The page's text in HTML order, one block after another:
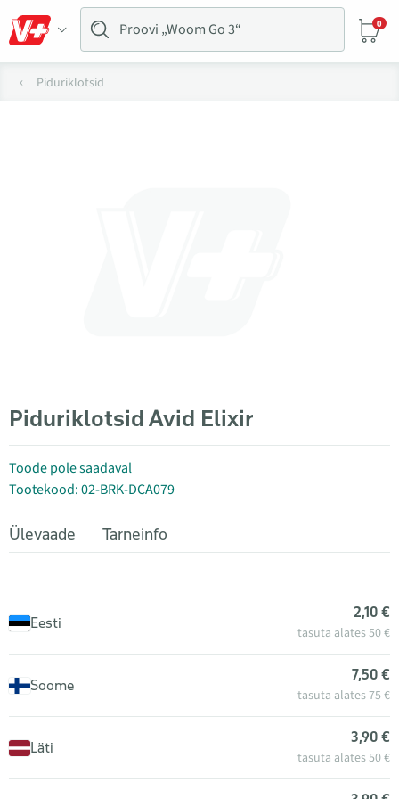
0
Piduriklotsid
Piduriklotsid Avid Elixir
Toode pole saadaval
Tootekood: 02-BRK-DCA079
Ülevaade Tarneinfo
Eesti
2,10 €
tasuta alates 50 €
Soome
7,50 €
tasuta alates 75 €
Läti
3,90 €
tasuta alates 50 €